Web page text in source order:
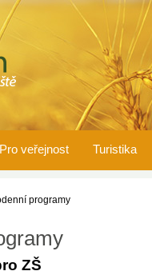
Pro veřejnost Turistika
programy
ZŠ